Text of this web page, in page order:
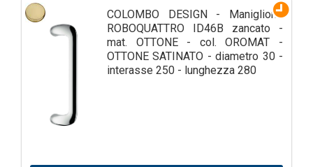
COLOMBO DESIGN - Maniglione
ROBOQUATTRO ID46B zancato -
mat. OTTONE - col. OROMAT -
OTTONE SATINATO - diametro 30 -
interasse 250 - lunghezza 280